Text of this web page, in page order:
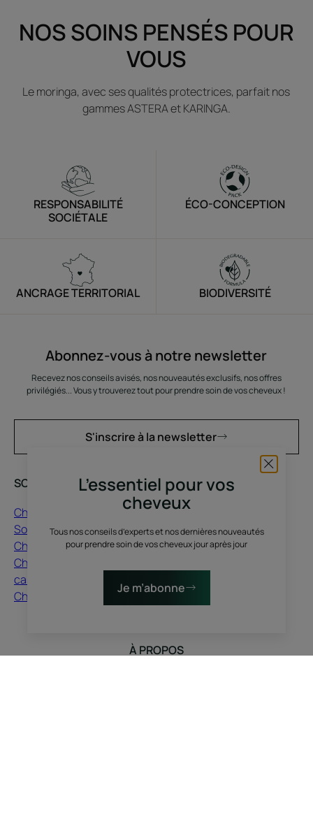
NOS SOINS PENSÉS POUR
VOUS
Le moringa, avec ses qualités protectrices, parfait nos
gammes ASTERA et KARINGA.
L’essentiel pour vos
cheveux
Tous nos conseils d’experts et nos dernières nouveautés
pour prendre soin de vos cheveux jour après jour
Je m’abonne
RESPONSABILITÉ
SOCIÉTALE
ÉCO-CONCEPTION
ANCRAGE TERRITORIAL BIODIVERSITÉ
Abonnez-vous à notre newsletter
Recevez nos conseils avisés, nos nouveautés exclusifs, nos offres
privilégiés... Vous y trouverez tout pour prendre soin de vos cheveux !
S'inscrire à la newsletter
SOINS À DÉCOUVRIR
Chute de cheveux
Soin cuir chevelu
Cheveux secs
Cheveux abimés,
cassants
Cheveux colorés
CONSEILS
Cheveux abimés
Cheveux blancs
Cheveux blonds
Cheveux colorés
À PROPOS